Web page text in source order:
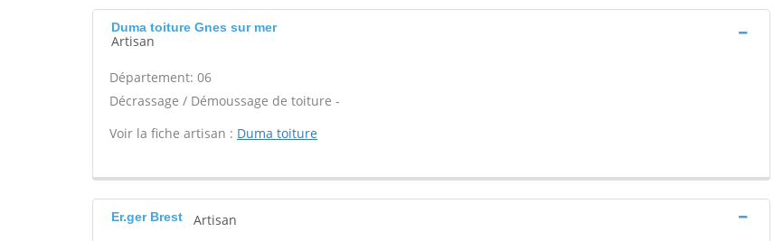
Duma toiture Gnes sur mer
Artisan
Département: 06
Décrassage / Démoussage de toiture -
Voir la fiche artisan : Duma toiture
Er.ger Brest Artisan